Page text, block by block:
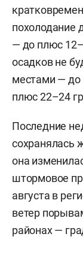
похолодание
— до плюс
осадков не
местами — до
плюс 22–24
Последние
сохранялась
она
штормовое
августа в
ветер
районах —